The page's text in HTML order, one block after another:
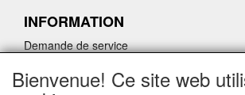
INFORMATION
Demande de service
Demander un lien d'annulation
Bienvenue! Ce site web